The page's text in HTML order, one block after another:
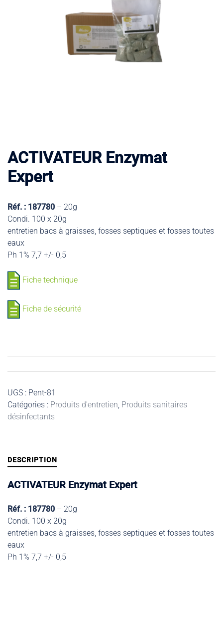
ACTIVATEUR Enzymat
Expert
Réf. : 187780 – 20g
Condi. 100 x 20g
entretien bacs à graisses, fosses septiques et fosses toutes
eaux
Ph 1% 7,7 +/- 0,5
Fiche technique
Fiche de sécurité
UGS : Pent-81
Catégories : Produits d'entretien, Produits sanitaires
désinfectants
DESCRIPTION
ACTIVATEUR Enzymat Expert
Réf. : 187780 – 20g
Condi. 100 x 20g
entretien bacs à graisses, fosses septiques et fosses toutes
eaux
Ph 1% 7,7 +/- 0,5